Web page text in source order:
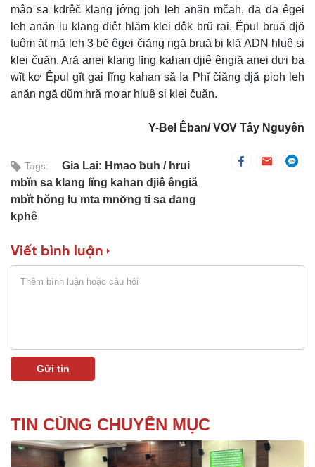
mâo sa kdrêč klang jơ̆ng joh leh anăn mčah, đa đa êgei
leh anăn lu klang điêt hlăm klei dôk brŭ rai. Êpul bruă djŏ
tuôm ăt mă leh 3 bĕ êgei čiăng ngă bruă bi klă ADN hluê si
klei čuăn. Ară anei klang lĭng kahan djiê êngiă anei dưi ba
wĭt kơ Êpul gĭt gai lĭng kahan să Ia Phĭ čiăng djă pioh leh
anăn ngă dŭm hră mơar hluê si klei čuăn.
Y-Ƀel Êban/ VOV Tây Nguyên
Tags: Gia Lai: Hmao ƀuh
hrui
mbĭn sa klang lĭng kahan djiê êngiă
mbĭt hŏng lu mta mnơ̆ng ti sa đang
kphê
Viết bình luận
TIN CÙNG CHUYÊN MỤC